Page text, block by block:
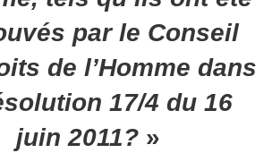
par le Conseil
de l’Homme dans
17/4 du 16
juin 2011? »